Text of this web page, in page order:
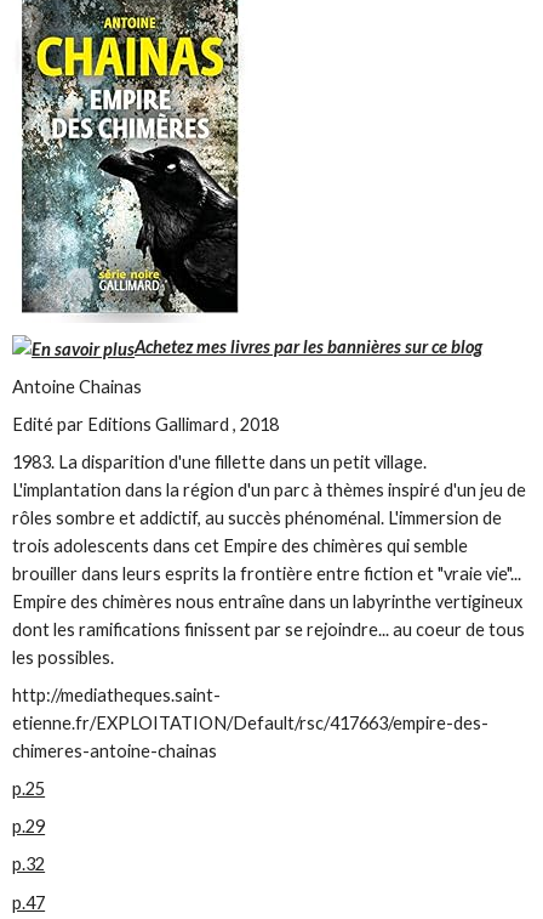
Achetez mes livres par les bannières sur ce blog
Antoine Chainas
Edité par Editions Gallimard , 2018
1983. La disparition d'une fillette dans un petit village.
L'implantation dans la région d'un parc à thèmes inspiré d'un jeu de
rôles sombre et addictif, au succès phénoménal. L'immersion de
trois adolescents dans cet Empire des chimères qui semble
brouiller dans leurs esprits la frontière entre fiction et "vraie vie"...
Empire des chimères nous entraîne dans un labyrinthe vertigineux
dont les ramifications finissent par se rejoindre... au coeur de tous
les possibles.
http://mediatheques.saint-
etienne.fr/EXPLOITATION/Default/rsc/417663/empire-des-
chimeres-antoine-chainas
p.25
p.29
p.32
p.47